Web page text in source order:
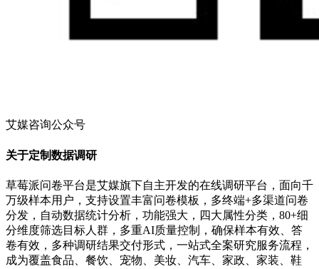
艾媒咨询公众号
关于定制数据调研
草莓派问卷平台是艾媒旗下自主开发的在线调研平台，面向千
万级样本用户，支持设置丰富问卷模板，多终端+多渠道问卷
分发，自动数据统计分析，功能强大，四大属性分类，80+细
分维度筛选目标人群，多重AI质量控制，确保样本有效、答
卷有效，多种调研结果交付形式，一站式全案研究服务流程，
成为覆盖食品、餐饮、宠物、美妆、汽车、家政、家装、鞋